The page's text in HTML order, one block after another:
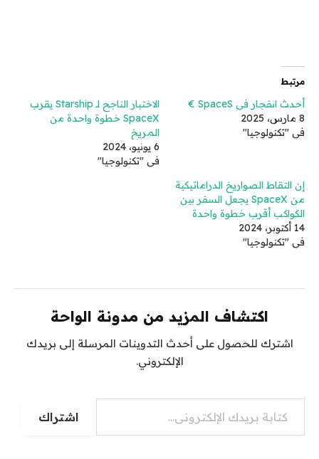
مرتبط
أحدث انفجار في SpaceS €
8 مارس، 2025
في "تكنولوجيا"
الاختبار الناجح لـ Starship يقرب
SpaceX خطوة واحدة من
المريخ
6 يونيو، 2024
في "تكنولوجيا"
إن التقاط الصواريخ الدراماتيكية
من SpaceX يجعل السفر بين
الكواكب أقرب خطوة واحدة
14 أكتوبر، 2024
في "تكنولوجيا"
اكتشاف المزيد من مدونة الواحة
اشترك للحصول على أحدث التدوينات المرسلة إلى بريدك
الإلكتروني.
كتابة بريدك الإلكتروني...
اشتراك